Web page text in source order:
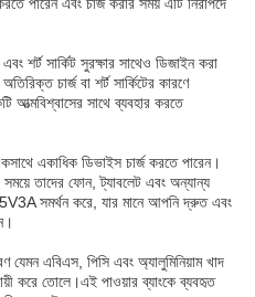
শর্ট সার্কিট সুরক্ষার সাথেও ডিজাইন করা
চার্জ বা শর্ট সার্কিটের কারণে
আত্মবিশ্বাসের সাথে ব্যবহার করতে
একাধিক ডিভাইস চার্জ করতে পারেন।
তাদের ফোন, ট্যাবলেট এবং অন্যান্য
সমর্থন করে, যার মানে আপনি দ্রুত এবং
যেমন এবিএস, পিসি এবং অ্যালুমিনিয়াম খাদ
করে তোলে।এই পাওয়ার ব্যাংকে ব্যবহৃত